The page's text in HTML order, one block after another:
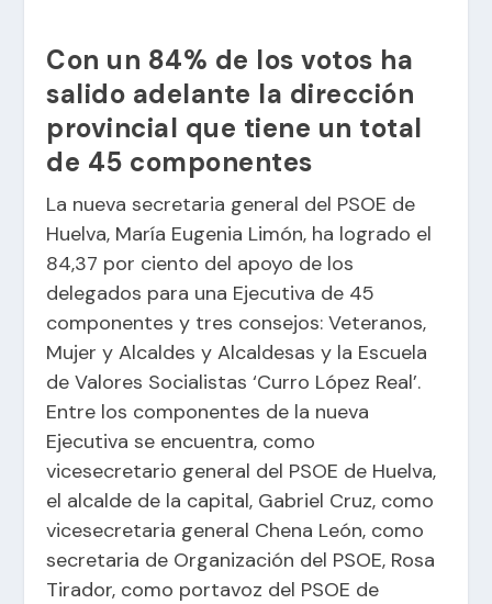
Con un 84% de los votos ha
salido adelante la dirección
provincial que tiene un total
de 45 componentes
La nueva secretaria general del PSOE de
Huelva, María Eugenia Limón, ha logrado el
84,37 por ciento del apoyo de los
delegados para una Ejecutiva de 45
componentes y tres consejos: Veteranos,
Mujer y Alcaldes y Alcaldesas y la Escuela
de Valores Socialistas ‘Curro López Real’.
Entre los componentes de la nueva
Ejecutiva se encuentra, como
vicesecretario general del PSOE de Huelva,
el alcalde de la capital, Gabriel Cruz, como
vicesecretaria general Chena León, como
secretaria de Organización del PSOE, Rosa
Tirador, como portavoz del PSOE de